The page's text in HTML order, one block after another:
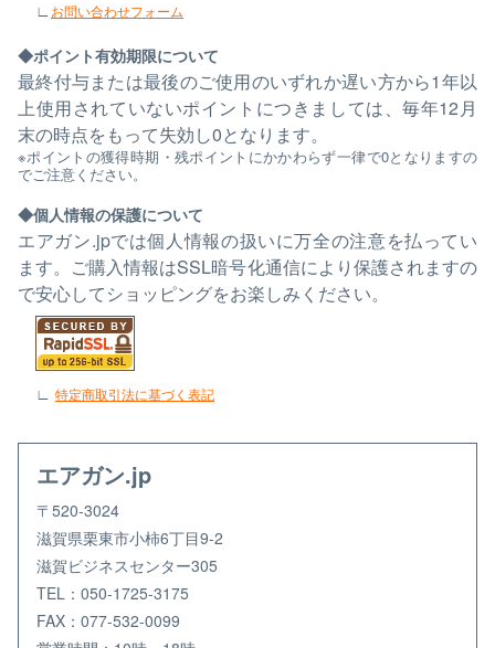
お問い合わせフォーム
ポイント有効期限について
最終付与または最後のご使用のいずれか遅い方から1年以
上使用されていないポイントにつきましては、毎年12月
末の時点をもって失効し0となります。
※ポイントの獲得時期・残ポイントにかかわらず一律で0となりますの
でご注意ください。
個人情報の保護について
エアガン.jpでは個人情報の扱いに万全の注意を払ってい
ます。ご購入情報はSSL暗号化通信により保護されますの
で安心してショッピングをお楽しみください。
特定商取引法に基づく表記
エアガン.jp
〒520-3024
滋賀県栗東市小柿6丁目9-2
滋賀ビジネスセンター305
TEL：050-1725-3175
FAX：077-532-0099